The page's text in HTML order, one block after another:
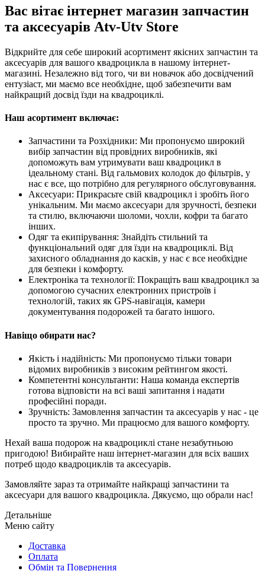
Вас вітає інтернет магазин запчастин
та аксесуарів Atv-Utv Store
Відкрийте для себе широкий асортимент якісних запчастин та
аксесуарів для вашого квадроцикла в нашому інтернет-
магазині. Незалежно від того, чи ви новачок або досвідчений
ентузіаст, ми маємо все необхідне, щоб забезпечити вам
найкращий досвід їзди на квадроциклі.
Наш асортимент включає:
Запчастини та Розхідники: Ми пропонуємо широкий
вибір запчастин від провідних виробників, які
допоможуть вам утримувати ваш квадроцикл в
ідеальному стані. Від гальмових колодок до фільтрів, у
нас є все, що потрібно для регулярного обслуговування.
Аксесуари: Прикрасьте свій квадроцикл і зробіть його
унікальним. Ми маємо аксесуари для зручності, безпеки
та стилю, включаючи шоломи, чохли, кофри та багато
інших.
Одяг та екипірування: Знайдіть стильний та
функціональний одяг для їзди на квадроциклі. Від
захисного обладнання до касків, у нас є все необхідне
для безпеки і комфорту.
Електроніка та технології: Покращіть ваш квадроцикл за
допомогою сучасних електронних пристроїв і
технологій, таких як GPS-навігація, камери
документування подорожей та багато іншого.
Навіщо обирати нас?
Якість і надійність: Ми пропонуємо тільки товари
відомих виробників з високим рейтингом якості.
Компетентні консультанти: Наша команда експертів
готова відповісти на всі ваші запитання і надати
професійні поради.
Зручність: Замовлення запчастин та аксесуарів у нас - це
просто та зручно. Ми працюємо для вашого комфорту.
Нехай ваша подорож на квадроциклі стане незабутньою
пригодою! Вибирайте наш інтернет-магазин для всіх ваших
потреб щодо квадроциклів та аксесуарів.
Замовляйте зараз та отримайте найкращі запчастини та
аксесуари для вашого квадроцикла. Дякуємо, що обрали нас!
Детальніше
Mеню сайтy
Доставка
Оплата
Обмін та Повернення